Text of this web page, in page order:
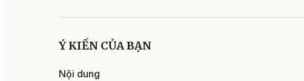
Ý KIẾN CỦA BẠN
Nội dung